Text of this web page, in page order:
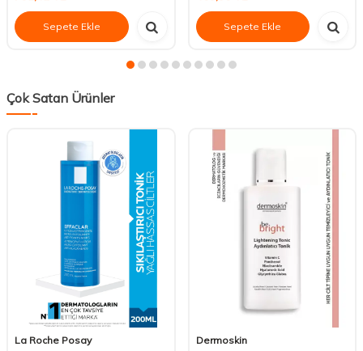
Sepete Ekle Sepete Ekle
Çok Satan Ürünler
La Roche Posay
Dermoskin